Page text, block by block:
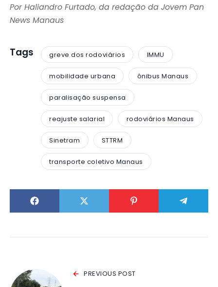
Por Haliandro Furtado, da redação da Jovem Pan
News Manaus
Tags greve dos rodoviários IMMU
mobilidade urbana ônibus Manaus
paralisação suspensa
reajuste salarial rodoviários Manaus
Sinetram STTRM
transporte coletivo Manaus
PREVIOUS POST